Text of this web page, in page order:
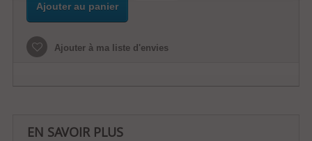
Ajouter au panier
Ajouter à ma liste d'envies
EN SAVOIR PLUS